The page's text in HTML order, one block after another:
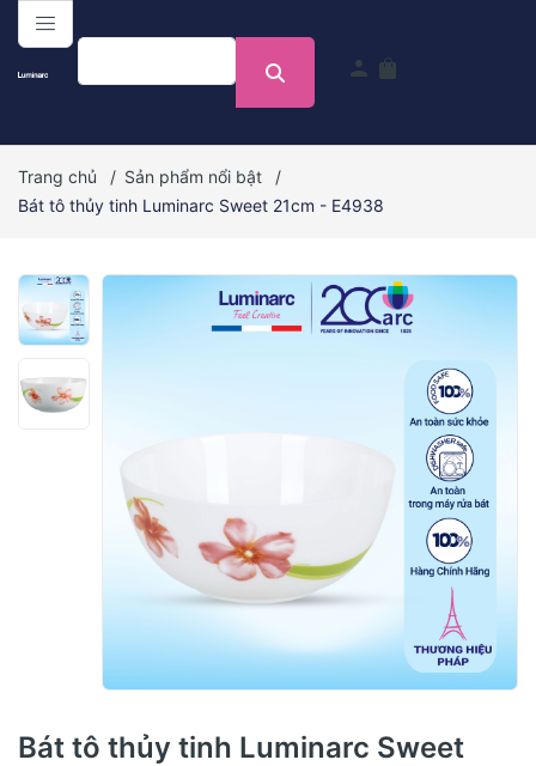
menu
person shopping_bag
Trang chủ / Sản phẩm nổi bật
/
Bát tô thủy tinh Luminarc Sweet 21cm - E4938
Bát tô thủy tinh Luminarc Sweet